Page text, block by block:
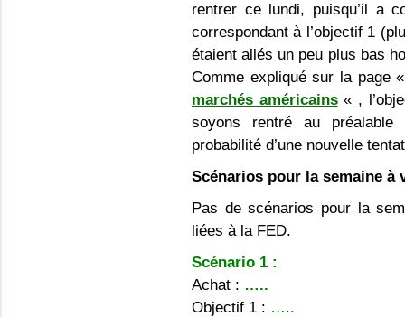
rentrer ce lundi, puisqu’il a
correspondant à l’objectif 1
étaient allés un peu plus bas
Comme expliqué sur la page
marchés américains« ,
soyons rentré au
probabilité d’une nouvelle
Scénarios pour la semaine à
Pas de scénarios pour la
liées à la FED.
Scénario 1 :
Achat : …..
Objectif 1 : …..